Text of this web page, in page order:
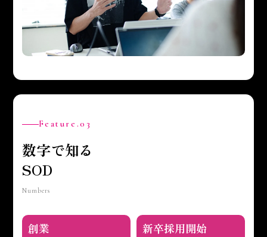
Feature.03
数字で知る
SOD
Numbers
創業 新卒採用開始